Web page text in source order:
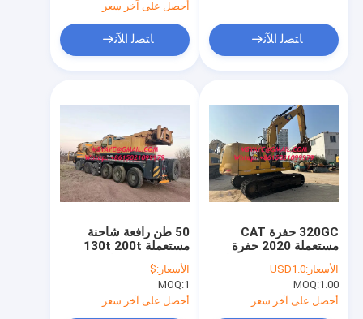
الممهدة للبيع
أحصل على آخر سعر
ﺎﺘﺼﻟ ﺍﻶﻧ ﺎﺘﺼﻟ ﺍﻶﻧ
50 طن رافعة شاحنة
مستعملة 130t 200t
متنقلة مستعملة رافعة
شاحنة ساني
الأسعار:$
MOQ:1
أحصل على آخر سعر
320GC حفرة CAT
مستعملة 2020 حفرة
مصغرة مستخدمة معدات
البناء حفرة اليرقة
الأسعار:USD1.0
MOQ:1.00
أحصل على آخر سعر